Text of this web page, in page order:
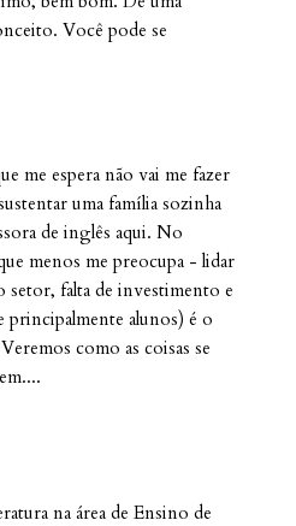
Você pode se
me espera não vai me fazer
uma família sozinha
de inglês aqui. No
menos me preocupa - lidar
setor, falta de investimento e
principalmente alunos) é o
como as coisas se
na área de Ensino de